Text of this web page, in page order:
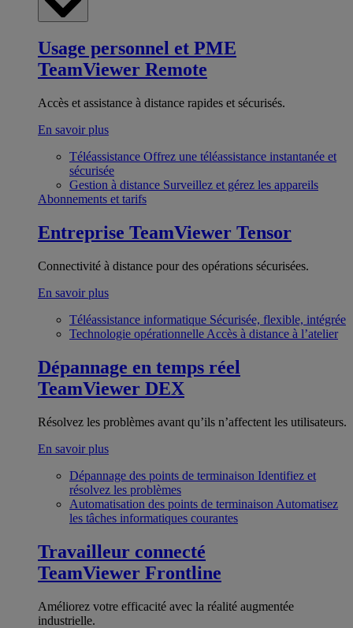
Usage personnel et PME
TeamViewer Remote
Accès et assistance à distance rapides et sécurisés.
En savoir plus
Téléassistance Offrez une téléassistance instantanée et
sécurisée
Gestion à distance Surveillez et gérez les appareils
Abonnements et tarifs
Entreprise TeamViewer Tensor
Connectivité à distance pour des opérations sécurisées.
En savoir plus
Téléassistance informatique Sécurisée, flexible, intégrée
Technologie opérationnelle Accès à distance à l’atelier
Dépannage en temps réel
TeamViewer DEX
Résolvez les problèmes avant qu’ils n’affectent les utilisateurs.
En savoir plus
Dépannage des points de terminaison Identifiez et
résolvez les problèmes
Automatisation des points de terminaison Automatisez
les tâches informatiques courantes
Travailleur connecté
TeamViewer Frontline
Améliorez votre efficacité avec la réalité augmentée
industrielle.